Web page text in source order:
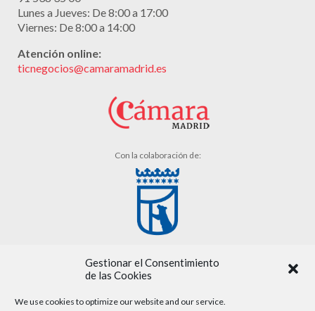
Gestionar el Consentimiento
de las Cookies
We use cookies to optimize our website and our service.
Lunes a Jueves: De 8:00 a 17:00
Viernes: De 8:00 a 14:00
Atención online:
ticnegocios@camaramadrid.es
Con la colaboración de: